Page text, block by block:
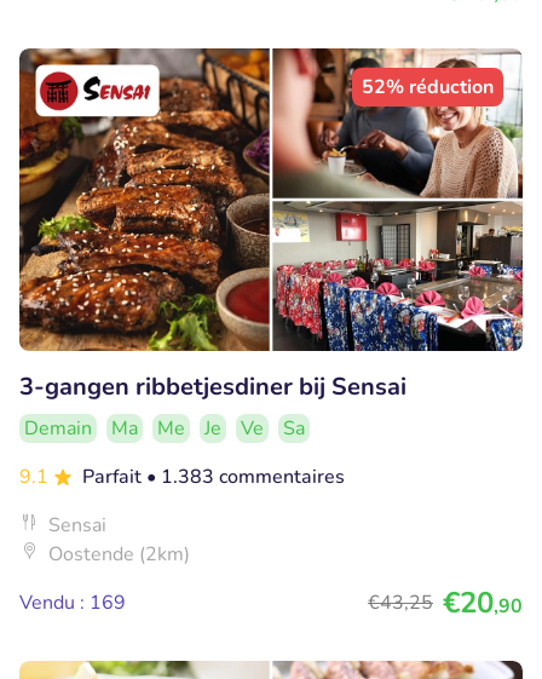
52% réduction
3-gangen ribbetjesdiner bij Sensai
Demain Ma Me Je Ve
Sa
9.1
Parfait • 1.383 commentaires
Sensai
Oostende (2km)
Vendu : 169
€43,25 €20,90